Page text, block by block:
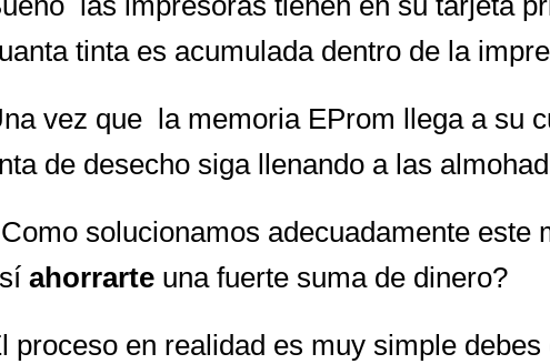
tinta es acumulada dentro de la
vez que la memoria EProm llega a su
de desecho siga llenando a las
solucionamos adecuadamente este
ahorrarte una fuerte suma de dinero?
proceso en realidad es muy simple